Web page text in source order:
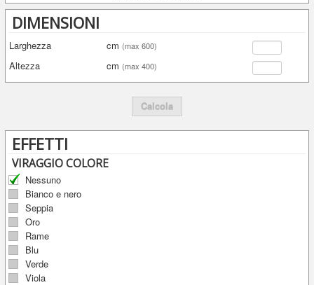
DIMENSIONI
Larghezza cm (max 600)
Altezza cm (max 400)
Calcola
EFFETTI
VIRAGGIO COLORE
Nessuno
Bianco e nero
Seppia
Oro
Rame
Blu
Verde
Viola